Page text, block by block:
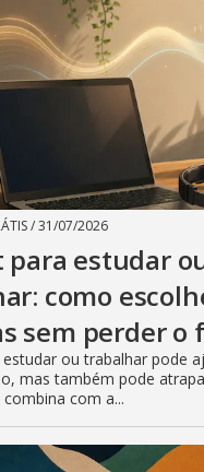
/31/07/2026
para estudar
como
sem perder o
estudar ou trabalhar pode
mas também pode
com a...